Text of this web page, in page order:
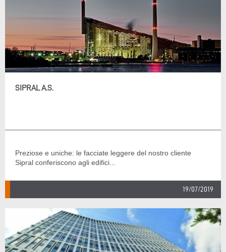
SIPRAL A.S.
Preziose e uniche: le facciate leggere del nostro cliente
Sipral conferiscono agli edifici...
19/07/2019